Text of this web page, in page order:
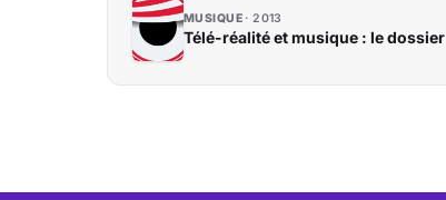
MUSIQUE 2013
Télé-réalité et musique : le dossier